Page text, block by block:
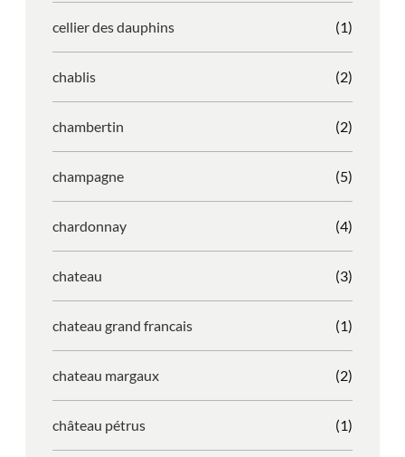
cellier des dauphins (1)
chablis (2)
chambertin (2)
champagne (5)
chardonnay (4)
chateau (3)
chateau grand francais (1)
chateau margaux (2)
château pétrus (1)